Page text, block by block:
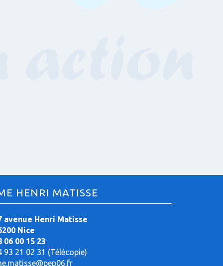
HENRI MATISSE
avenue Henri Matisse
Nice
06 00 15 23
93 21 02 31 (Télécopie)